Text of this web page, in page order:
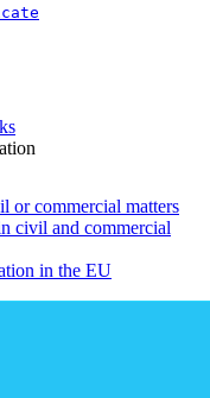
or commercial matters
civil and commercial
in the EU